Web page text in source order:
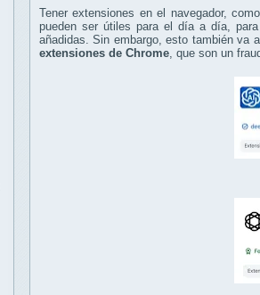
Tener extensiones en el navegador,
pueden ser útiles para el día a día,
añadidas. Sin embargo, esto también va
extensiones de Chrome , que son un